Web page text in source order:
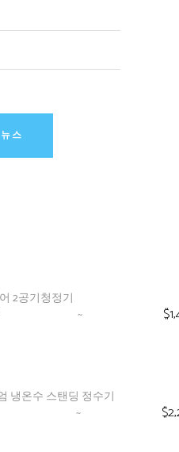
스
2공기청정기
~ $
냉온수 스탠딩 정수기
~ $